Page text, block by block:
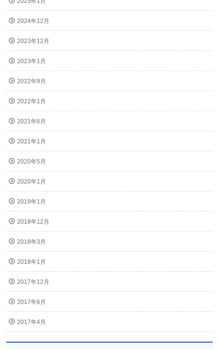
2024年12月
2023年12月
2023年1月
2022年9月
2022年1月
2021年6月
2021年1月
2020年5月
2020年1月
2019年1月
2018年12月
2018年3月
2018年1月
2017年12月
2017年6月
2017年4月